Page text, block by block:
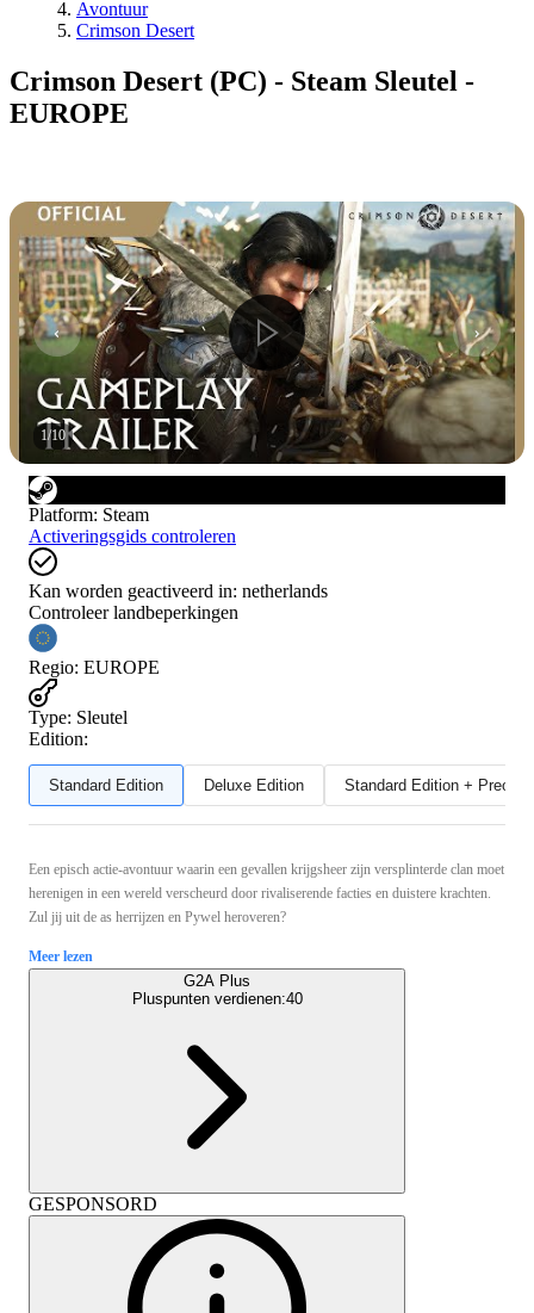
Avontuur
Crimson Desert
Crimson Desert (PC) - Steam Sleutel -
EUROPE
1/10
Platform: Steam
Activeringsgids controleren
Kan worden geactiveerd in: netherlands
Controleer landbeperkingen
Regio: EUROPE
Type: Sleutel
Edition:
Standard Edition Deluxe Edition Standard Edition +
Een episch actie-avontuur waarin een gevallen krijgsheer zijn versplinterde clan moet
herenigen in een wereld verscheurd door rivaliserende facties en duistere krachten.
Zul jij uit de as herrijzen en Pywel heroveren?
Meer lezen
G2A Plus
Pluspunten verdienen:40
GESPONSORD